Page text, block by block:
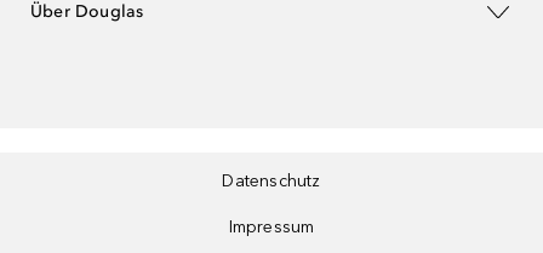
Über Douglas
Datenschutz
Impressum